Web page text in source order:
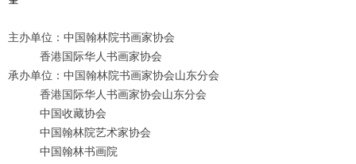
主办单位：中国翰林院书画家协会
香港国际华人书画家协会
承办单位：中国翰林院书画家协会山东分会
香港国际华人书画家协会山东分会
中国收藏协会
中国翰林院艺术家协会
中国翰林书画院